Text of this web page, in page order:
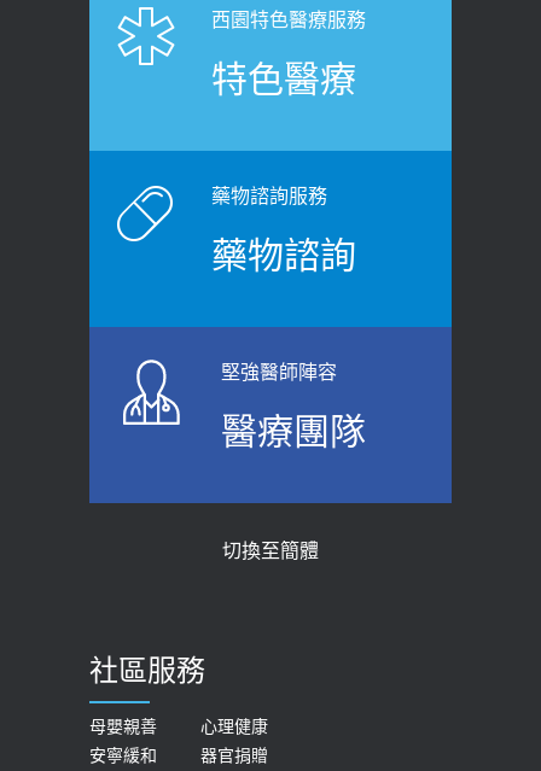
健康肛門痛都是痔瘡?醫談瘍瘍瘻管與肛
裂差異 逾50歲民眾可做1事
原則避免血糖血壓飆高
2026-06-08
上班常待在冷氣房？小心泌尿道感染
醫示警：1病症嚴重恐喪命
2026-05-21
女性必看國健署公費懶人包！這幾項檢
查完全免費 沒做虧大了
「落枕」不要大力按脖子！ 1招「伸
展運動」預防落枕
老後睡不好、夜間易跌倒
2021-03-05
骨科魏志定主任接受專訪 【年代電視
質密度檢查！醫：注意5重點可逆轉
膝蓋退化有9大部位 骨科醫坦言：不
一定得換人工關節
2019-10-08
西園特色醫療服務
特色醫療
藥物諮詢服務
藥物諮詢
堅強醫師陣容
醫療團隊
切換至簡體
社區服務
母嬰親善
心理健康
安寧緩和
器官捐贈